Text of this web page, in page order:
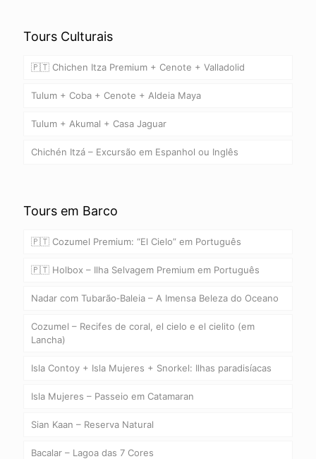
Tours Culturais
🇵🇹 Chichen Itza Premium + Cenote + Valladolid
Tulum + Coba + Cenote + Aldeia Maya
Tulum + Akumal + Casa Jaguar
Chichén Itzá – Excursão em Espanhol ou Inglês
Tours em Barco
🇵🇹 Cozumel Premium: “El Cielo” em Português
🇵🇹 Holbox – Ilha Selvagem Premium em Português
Nadar com Tubarão‑Baleia – A Imensa Beleza do Oceano
Cozumel – Recifes de coral, el cielo e el cielito (em
Lancha)
Isla Contoy + Isla Mujeres + Snorkel: Ilhas paradisíacas
Isla Mujeres – Passeio em Catamaran
Sian Kaan – Reserva Natural
Bacalar – Lagoa das 7 Cores